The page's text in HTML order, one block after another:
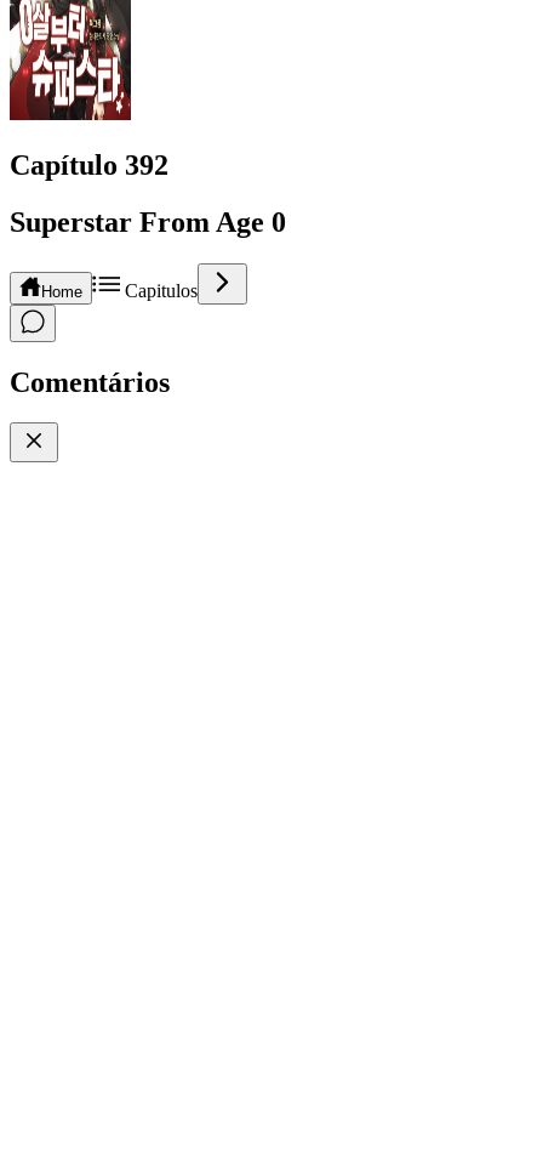
Capítulo 392
Superstar From Age 0
Home Capitulos
Comentários